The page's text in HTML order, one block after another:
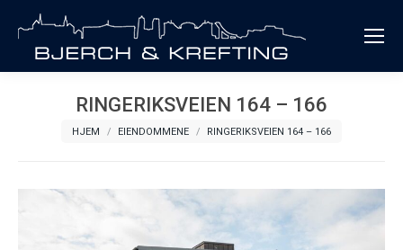
RINGERIKSVEIEN 164 – 166
You are here:
HJEM EIENDOMMENE RINGERIKSVEIEN 164 – 166